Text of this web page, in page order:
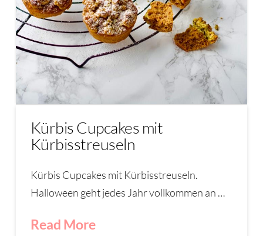
Kürbis Cupcakes mit
Kürbisstreuseln
Kürbis Cupcakes mit Kürbisstreuseln.
Halloween geht jedes Jahr vollkommen an …
Read More